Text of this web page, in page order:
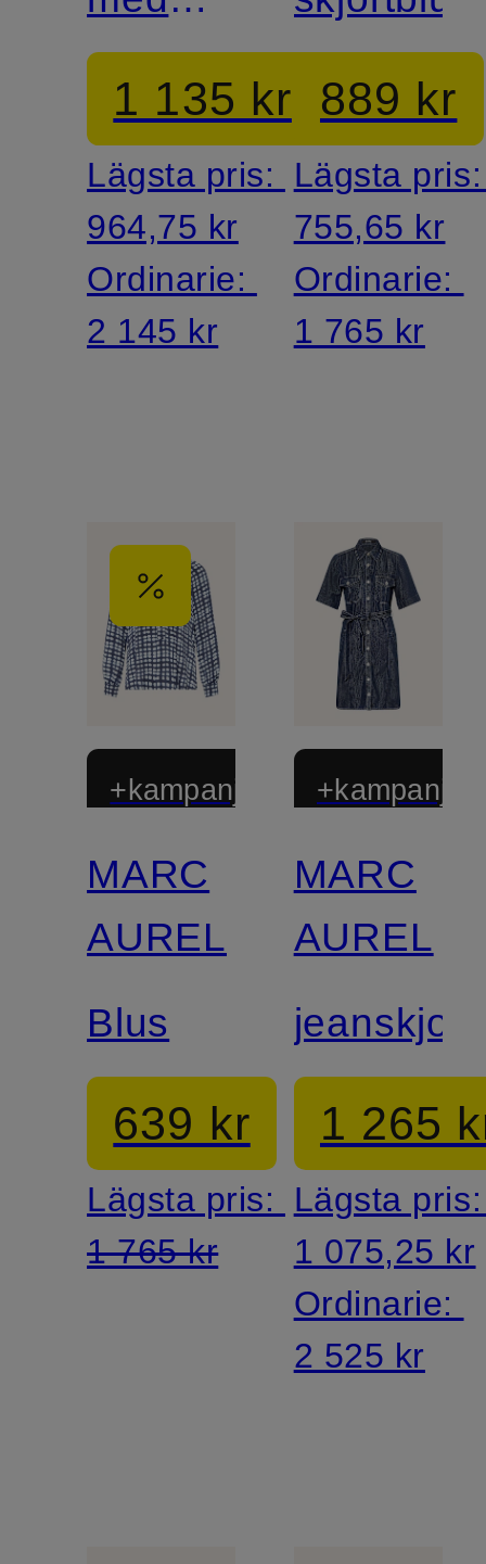
vida
ben
1 135 kr
Lägsta pris:
964,75 kr
Ordinarie:
2 145 kr
889 kr
Lägsta
755,65 kr
Ordinarie:
1 765 kr
+kampanjrabatt
MARC
AUREL
Blus
639 kr
Lägsta pris:
1 765 kr
MARC
AUREL
jeanskjol
1 265
Lägsta
1 075,25 kr
Ordinarie:
2 525 kr